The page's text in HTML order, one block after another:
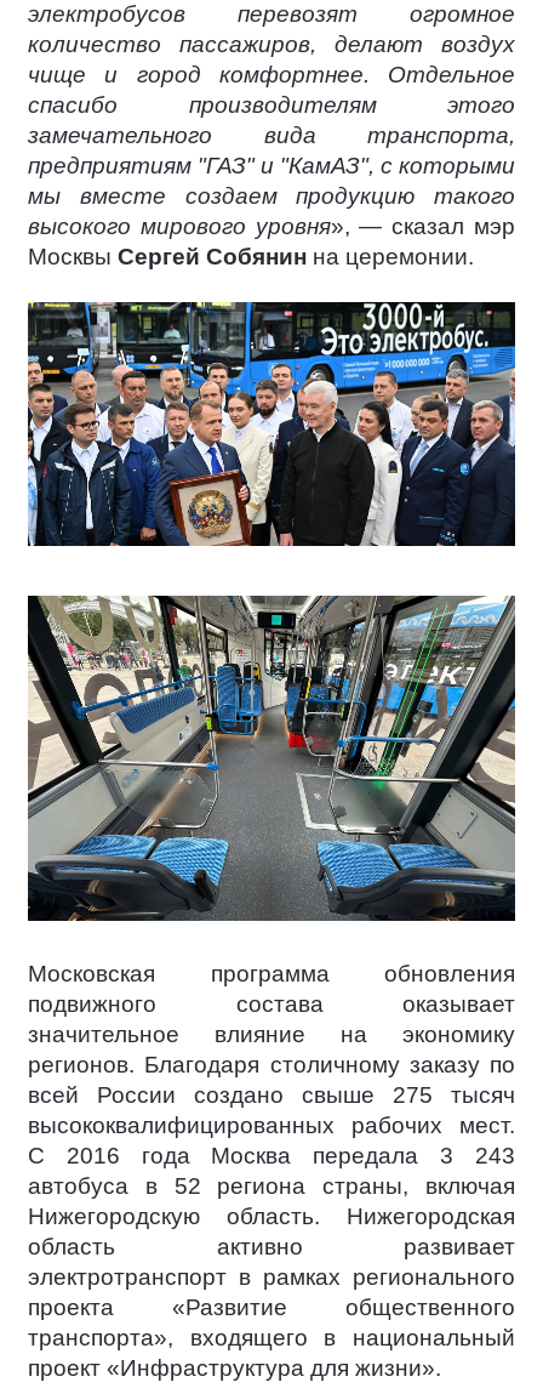
электробусов перевозят огромное
количество пассажиров, делают воздух
чище и город комфортнее. Отдельное
спасибо производителям этого
замечательного вида транспорта,
предприятиям "ГАЗ" и "КамАЗ", с которыми
мы вместе создаем продукцию такого
высокого мирового уровня», — сказал мэр
Москвы Сергей Собянин на церемонии.
Московская программа обновления
подвижного состава оказывает
значительное влияние на экономику
регионов. Благодаря столичному заказу по
всей России создано свыше 275 тысяч
высококвалифицированных рабочих мест.
С 2016 года Москва передала 3 243
автобуса в 52 региона страны, включая
Нижегородскую область. Нижегородская
область активно развивает
электротранспорт в рамках регионального
проекта «Развитие общественного
транспорта», входящего в национальный
проект «Инфраструктура для жизни».